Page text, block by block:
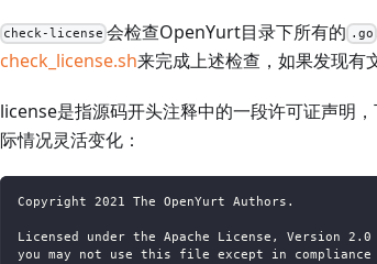
check-license 会检查OpenYurt目录下所有的 .go
check_license.sh来完成上述检查，如果发现有
license是指源码开头注释中的一段许可证声明
际情况灵活变化：
Copyright 2021 The OpenYurt Authors.
Licensed under the Apache License, Version
you may not use this file except in